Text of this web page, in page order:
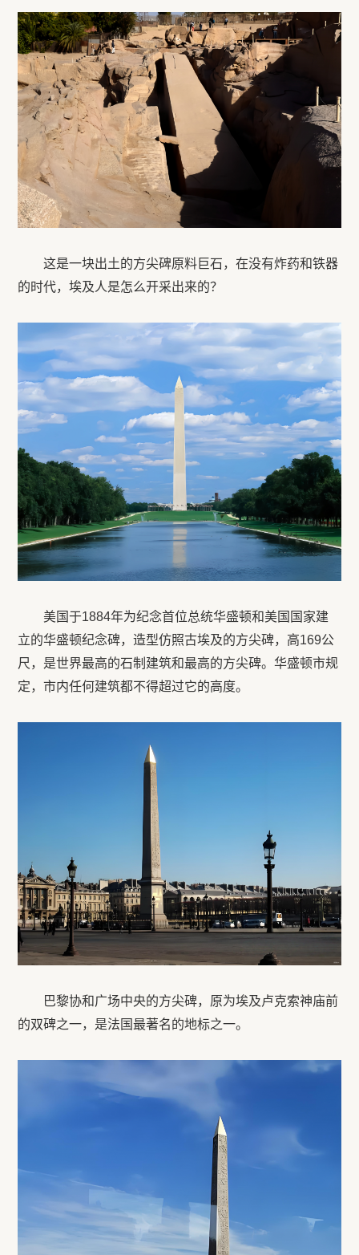
这是一块出土的方尖碑原料巨石，在没有炸药和铁器
的时代，埃及人是怎么开采出来的？
美国于1884年为纪念首位总统华盛顿和美国国家建
立的华盛顿纪念碑，造型仿照古埃及的方尖碑，高169公
尺，是世界最高的石制建筑和最高的方尖碑。华盛顿市规
定，市内任何建筑都不得超过它的高度。
巴黎协和广场中央的方尖碑，原为埃及卢克索神庙前
的双碑之一，是法国最著名的地标之一。